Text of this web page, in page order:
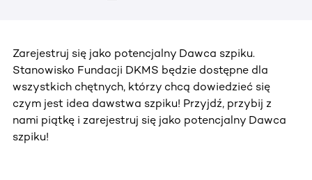
Zarejestruj się jako potencjalny Dawca szpiku.
Stanowisko Fundacji DKMS będzie dostępne dla
wszystkich chętnych, którzy chcą dowiedzieć się
czym jest idea dawstwa szpiku! Przyjdź, przybij z
nami piątkę i zarejestruj się jako potencjalny Dawca
szpiku!